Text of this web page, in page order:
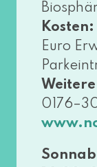
Kosten:
Euro